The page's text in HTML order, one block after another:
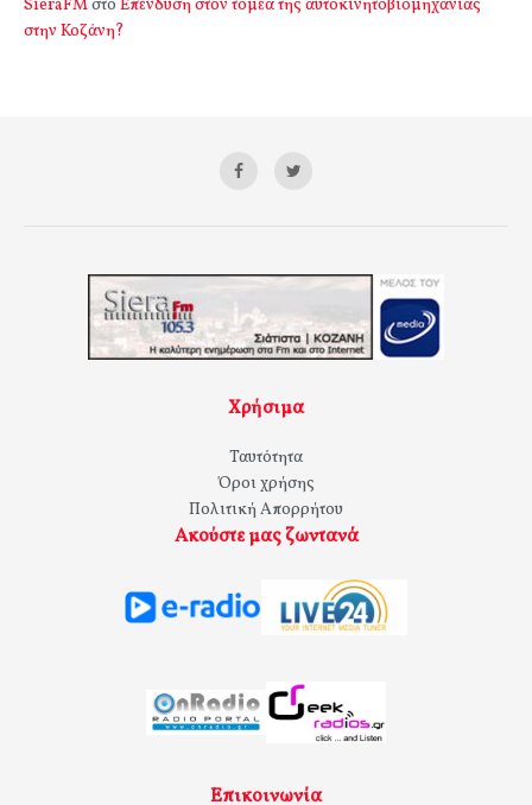
SieraFMστο Επένδυση στον τομέα της αυτοκινητοβιομηχανίας
στην Κοζάνη?
Χρήσιμα
Ταυτότητα
Όροι χρήσης
Πολιτική Απορρήτου
Ακούστε μας ζωντανά
Επικοινωνία